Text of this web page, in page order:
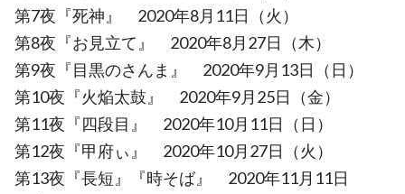
第7夜『死神』 2020年8月11日（火）
第8夜『お見立て』 2020年8月27日（木）
第9夜『目黒のさんま』 2020年9月13日（日）
第10夜『火焔太鼓』 2020年9月25日（金）
第11夜『四段目』 2020年10月11日（日）
第12夜『甲府ぃ』 2020年10月27日（火）
第13夜『長短』『時そば』 2020年11月11日